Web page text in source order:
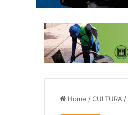
Home /CULTURA /